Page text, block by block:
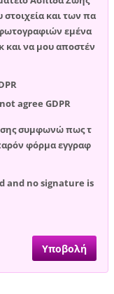
και των πα
εμένα
και να μου αποστέν
agree GDPR
συμφωνώ πως τ
φόρμα εγγραφ
and no signature is